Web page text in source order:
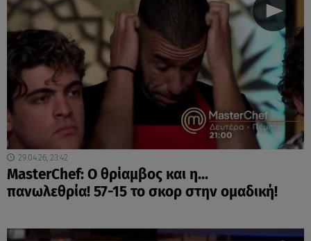
29.04.26, 23:42
MasterChef: Ο θρίαμβος και η...
πανωλεθρία! 57-15 το σκορ στην ομαδική!